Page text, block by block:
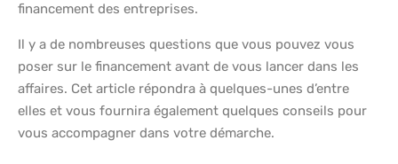
financement des entreprises.
Il y a de nombreuses questions que vous pouvez vous
poser sur le financement avant de vous lancer dans les
affaires. Cet article répondra à quelques-unes d’entre
elles et vous fournira également quelques conseils pour
vous accompagner dans votre démarche.